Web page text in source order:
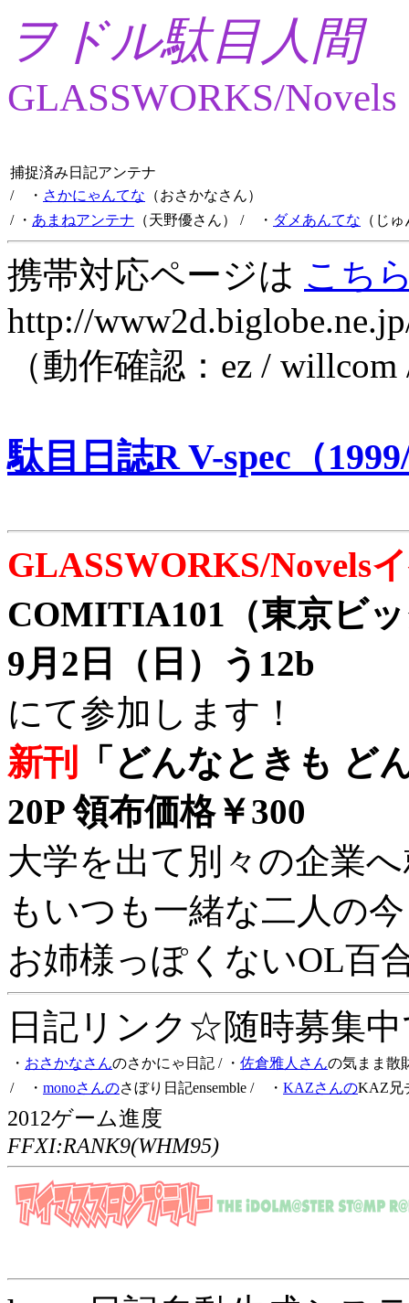
ヲドル駄目人間
GLASSWORKS/Novels
捕捉済み日記アンテナ
/ ・ さかにゃんてな （おさかなさん）
/ ・ あまねアンテナ （天野優さん） / ・ ダメあんてな （じ
携帯対応ページは こち
http://
（動作確認：ez /
駄目日誌R V-spec（
GLASSWORKS/Novels
COMITIA101（東京ビ
9月2日（日）う12b
にて参加します！
新刊
「どんなときも ど
20P 領布価格￥300
大学を出て別々の企業
もいつも一緒な二人の
お姉様っぽくないOL百
日記リンク☆随時募集
・ おさかなさんのさかにゃ日記 / ・ 佐倉雅人さんの気まま散
/ ・ monoさんのさぼり日記ensemble / ・ KAZさんのKAZ兄
2012ゲーム進度
FFXI:RANK9(WHM95)